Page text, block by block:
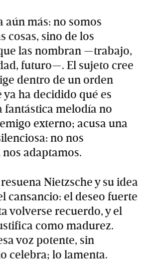
aún más: no somos
cosas, sino de los
las nombran —trabajo,
futuro—. El sujeto cree
dentro de un orden
ha decidido qué es
fantástica melodía no
externo; acusa una
no nos
adaptamos.
Nietzsche y su idea
cansancio: el deseo fuerte
volverse recuerdo, y el
como madurez.
voz potente, sin
celebra; lo lamenta.